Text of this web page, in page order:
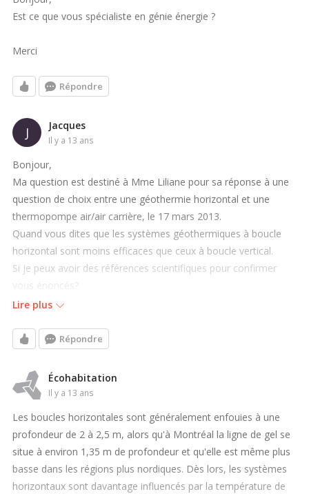
Est ce que vous spécialiste en génie énergie ?
Merci
Répondre
J Jacques
il y a 13 ans
Bonjour,
Ma question est destiné à Mme Liliane pour sa réponse à une
question de choix entre une géothermie horizontal et une
thermopompe air/air carrière, le 17 mars 2013.
Quand vous dites que les systèmes géothermiques à boucle
horizontal sont moins efficaces que ceux à boucle vertical.
Si je peux avoir des références scientifiques pour confirmer
vous énoncés?
Lire plus
Répondre
Écohabitation
il y a 13 ans
Les boucles horizontales sont généralement enfouies à une
profondeur de 2 à 2,5 m, alors qu'à Montréal la ligne de gel se
situe à environ 1,35 m de profondeur et qu'elle est même plus
basse dans les régions plus nordiques. Dès lors, les systèmes
horizontaux sont davantage influencés par la température de